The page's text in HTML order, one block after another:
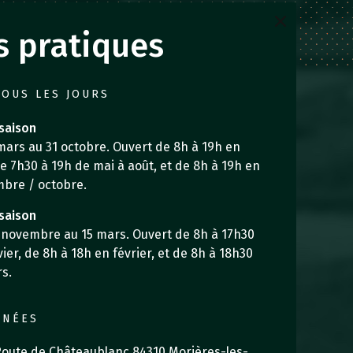
pratiques
LES JOURS
au 31 octobre. Ouvert de 8h à 19h en
7h30 à 19h de mai à août, et de 8h à 19h en
/ octobre.
au 15 mars. Ouvert de 8h à 17h30
de 8h à 18h en février, et de 8h à 18h30